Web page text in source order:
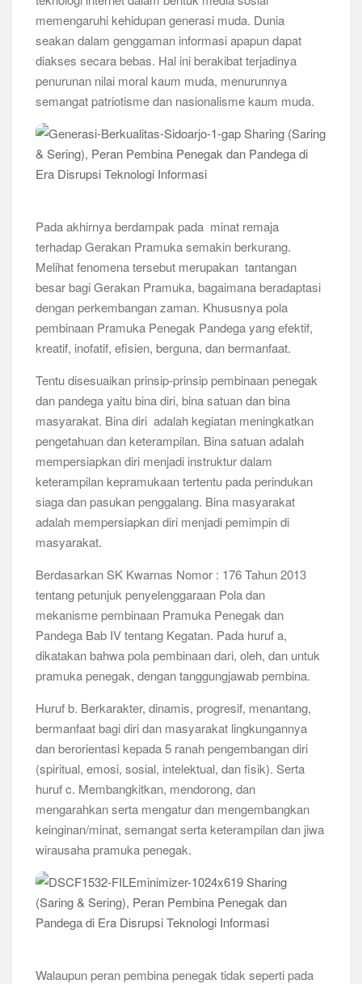
Bukan Cuma Kemah! Pramuka SMK YPM 3 Taman Adopsi
Sistem Kerja Industri Lewat KPDA
Kwarran Porong Gembleng Penegak Pramuka Lewat Pelatihan
Tumbuhkan Ceria dan Karakter Sejak Dini, 704 Pramuka
Ceria Bersama Pramuka Siaga: Membangun Generasi Tangguh
Karena Karakter Tidak Dibentuk di Ruang Nyaman, LT-1
SDN Pagerwojo Hadir Menempa Ketangguhan
Gelar Musppanitera 2026, Kwarran Taman Cetak Pemimpin
Baru dan Perkuat Kolaborasi Lintas Pangkalan
Ajang Kompetensi Antar Ambalan II SMKN 2 Buduran 2026
Diwarnai Penampilan Tari Kreasi Berselendang
Musran X Kwarran Jabon Jadi Titik Awal Kebangkitan
Pramuka yang Lebih Inovatif dan Progresif
Peringanti Momentum Hardiknas, Kwarran Sedati Gelar Rapat
memengaruhi kehidupan generasi muda. Dunia
seakan dalam genggaman informasi apapun dapat
diakses secara bebas. Hal ini berakibat terjadinya
penurunan nilai moral kaum muda, menurunnya
semangat patriotisme dan nasionalisme kaum muda.
Pada akhirnya berdampak pada minat remaja
terhadap Gerakan Pramuka semakin berkurang.
Melihat fenomena tersebut merupakan tantangan
besar bagi Gerakan Pramuka, bagaimana beradaptasi
dengan perkembangan zaman. Khususnya pola
pembinaan Pramuka Penegak Pandega yang efektif,
kreatif, inofatif, efisien, berguna, dan bermanfaat.
Tentu disesuaikan prinsip-prinsip pembinaan penegak
dan pandega yaitu bina diri, bina satuan dan bina
masyarakat. Bina diri adalah kegiatan meningkatkan
pengetahuan dan keterampilan. Bina satuan adalah
mempersiapkan diri menjadi instruktur dalam
keterampilan kepramukaan tertentu pada perindukan
siaga dan pasukan penggalang. Bina masyarakat
adalah mempersiapkan diri menjadi pemimpin di
masyarakat.
Berdasarkan SK Kwarnas Nomor : 176 Tahun 2013
tentang petunjuk penyelenggaraan Pola dan
mekanisme pembinaan Pramuka Penegak dan
Pandega Bab IV tentang Kegatan. Pada huruf a,
dikatakan bahwa pola pembinaan dari, oleh, dan untuk
pramuka penegak, dengan tanggungjawab pembina.
Huruf b. Berkarakter, dinamis, progresif, menantang,
bermanfaat bagi diri dan masyarakat lingkungannya
dan berorientasi kepada 5 ranah pengembangan diri
(spiritual, emosi, sosial, intelektual, dan fisik). Serta
huruf c. Membangkitkan, mendorong, dan
mengarahkan serta mengatur dan mengembangkan
keinginan/minat, semangat serta keterampilan dan jiwa
wirausaha pramuka penegak.
Walaupun peran pembina penegak tidak seperti pada